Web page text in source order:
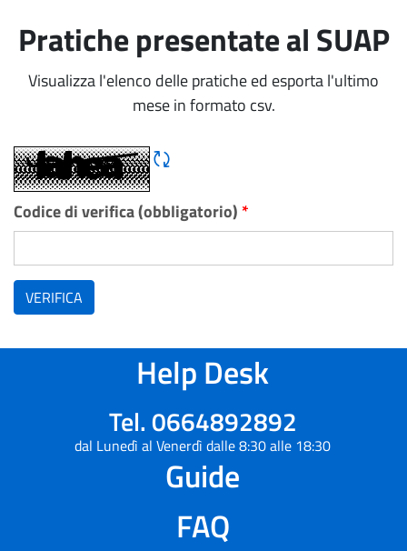
Pratiche presentate al SUAP
Visualizza l'elenco delle pratiche ed esporta l'ultimo
mese in formato csv.
Rigene CAPTCHA
Codice di verifica (obbligatorio) *
VERIFICA
Help Desk
Tel. 0664892892
dal Lunedì al Venerdì dalle 8:30 alle 18:30
Guide
FAQ